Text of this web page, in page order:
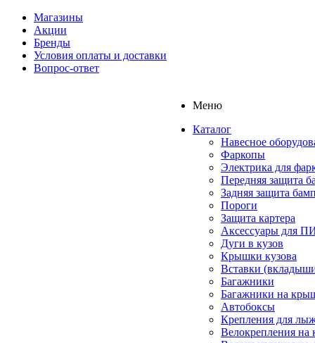
Магазины
Акции
Бренды
Условия оплаты и доставки
Вопрос-ответ
Меню
Каталог
Навесное
Фаркопы
Электрика для
Передняя защита
Задняя защита
Пороги
Защита картера
Аксессуары для
Дуги в кузов
Крышки кузова
Вставки
Багажники
Багажники на
Автобоксы
Крепления для
Велокрепления